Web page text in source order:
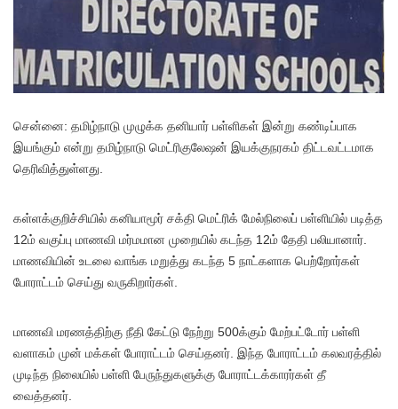
சென்னை: தமிழ்நாடு முழுக்க தனியார் பள்ளிகள் இன்று கண்டிப்பாக
இயங்கும் என்று தமிழ்நாடு மெட்ரிகுலேஷன் இயக்குநரகம் திட்டவட்டமாக
தெரிவித்துள்ளது.
கள்ளக்குறிச்சியில் கனியாமூர் சக்தி மெட்ரிக் மேல்நிலைப் பள்ளியில் படித்த
12ம் வகுப்பு மாணவி மர்மமான முறையில் கடந்த 12ம் தேதி பலியானார்.
மாணவியின் உடலை வாங்க மறுத்து கடந்த 5 நாட்களாக பெற்றோர்கள்
போராட்டம் செய்து வருகிறார்கள்.
மாணவி மரணத்திற்கு நீதி கேட்டு நேற்று 500க்கும் மேற்பட்டோர் பள்ளி
வளாகம் முன் மக்கள் போராட்டம் செய்தனர். இந்த போராட்டம் கலவரத்தில்
முடிந்த நிலையில் பள்ளி பேருந்துகளுக்கு போராட்டக்காரர்கள் தீ
வைத்தனர்.